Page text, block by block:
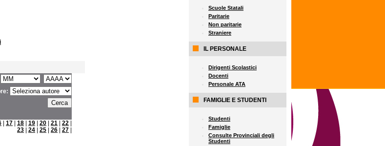
17 18 19 20 21 22
23
24 25 26 27
Scuole Statali
Paritarie
Non paritarie
Straniere
IL PERSONALE
Dirigenti Scolastici
Docenti
Personale ATA
FAMIGLIE E STUDENTI
Studenti
Famiglie
Consulte Provinciali degli
Studenti